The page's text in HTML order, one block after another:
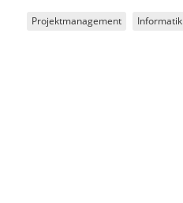
Projektmanagement Informatik